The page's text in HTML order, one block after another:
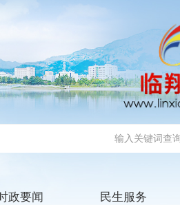
政要闻 民生服务